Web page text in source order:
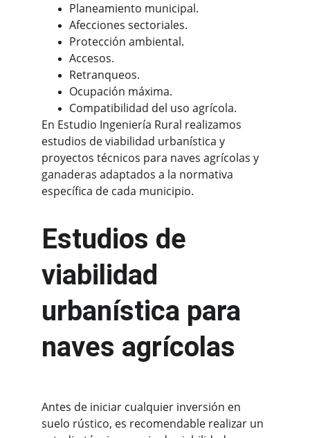
Planeamiento municipal.
Afecciones sectoriales.
Protección ambiental.
Accesos.
Retranqueos.
Ocupación máxima.
Compatibilidad del uso agrícola.
En Estudio Ingeniería Rural realizamos
estudios de viabilidad urbanística y
proyectos técnicos para naves agrícolas y
ganaderas adaptados a la normativa
específica de cada municipio.
Estudios de
viabilidad
urbanística para
naves agrícolas
Antes de iniciar cualquier inversión en
suelo rústico, es recomendable realizar un